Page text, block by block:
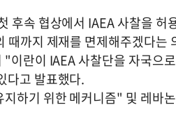
후속 협상에서 IAEA 사찰을 허
때까지 제재를 면제해주겠다는
이란이 IAEA 사찰단을 자국으
다고 발표했다.
하기 위한 메커니즘" 및 레바